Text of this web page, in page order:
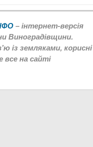
– інтернет-версія
Виноградівщини.
із земляками, корисні
все на сайті